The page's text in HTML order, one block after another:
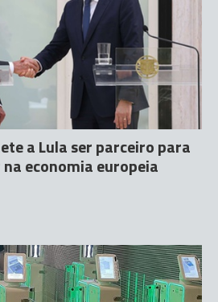
a Lula ser parceiro para
economia europeia